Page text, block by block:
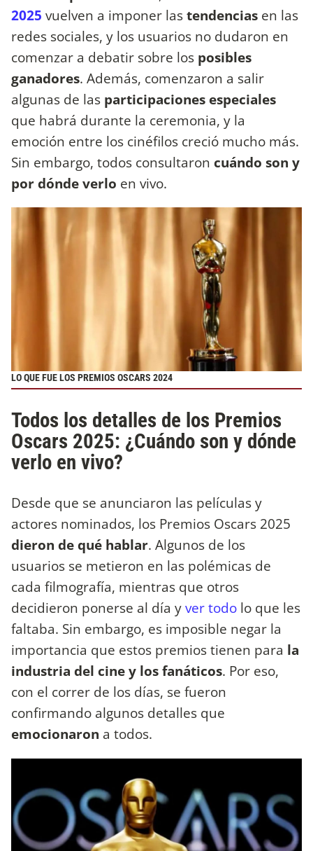
2025 vuelven a imponer lastendencias en las
redes sociales, y los usuarios no dudaron en
comenzar a debatir sobre los posibles
ganadores. Además, comenzaron a salir
algunas de las participaciones especiales
que habrá durante la ceremonia, y la
emoción entre los cinéfilos creció mucho más.
Sin embargo, todos consultaron cuándo son y
por dónde verlo en vivo.
LO QUE FUE LOS PREMIOS OSCARS 2024
Todos los detalles de los Premios
Oscars 2025: ¿Cuándo son y dónde
verlo en vivo?
Desde que se anunciaron las películas y
actores nominados, los Premios Oscars 2025
dieron de qué hablar. Algunos de los
usuarios se metieron en las polémicas de
cada filmografía, mientras que otros
decidieron ponerse al día yver todo lo que les
faltaba. Sin embargo, es imposible negar la
importancia que estos premios tienen para la
industria del cine y los fanáticos. Por eso,
con el correr de los días, se fueron
confirmando algunos detalles que
emocionaron a todos.